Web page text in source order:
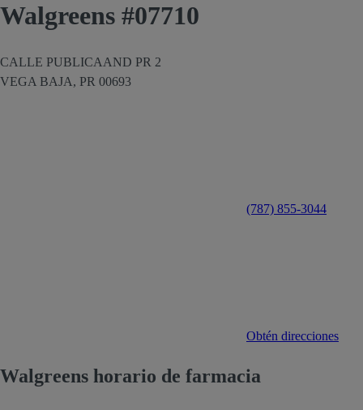
Walgreens #07710
CALLE PUBLICAAND PR 2
VEGA BAJA, PR 00693
(787) 855-3044
Obtén direcciones
Walgreens horario de farmacia